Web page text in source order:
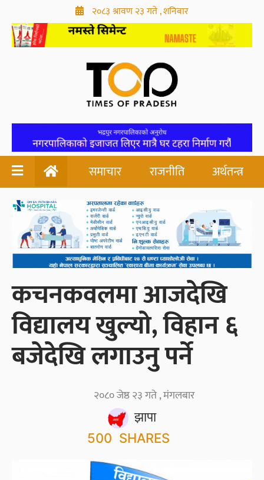
२०८३ श्रावण २३ गते , शनिबार
समाचार राजनीति अर्थतन्त्र
कचनकवलमा आजदेखि
विद्यालय खुल्यो, विहान ६
बजेदेखि लगाउनु पर्ने
झापा
२०८० जेष्ठ २३ गते , मंगलबार
500 SHARES